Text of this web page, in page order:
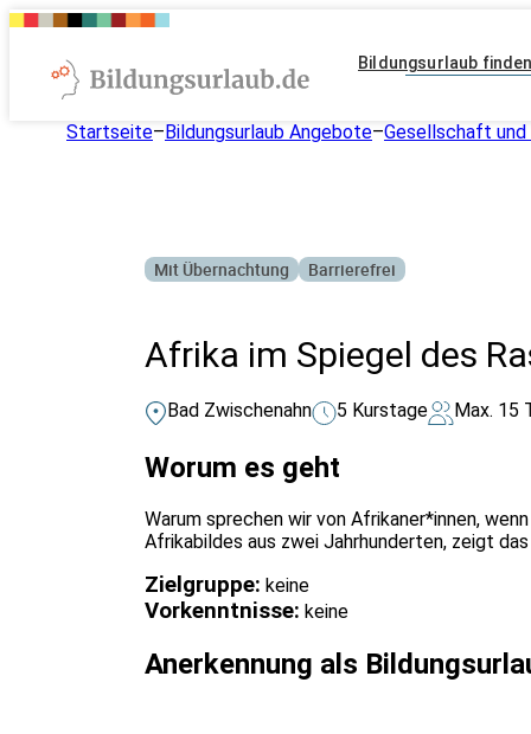
Bildungsurlaub finden
Startseite–Bildungsurlaub Angebote–Gesellschaft
Mit Übernachtung Barrierefrei
Afrika im Spiegel des
Bad Zwischenahn 5 Kurstage Max. 15
Worum es geht
Warum sprechen wir von Afrikaner*innen,
Afrikabildes aus zwei Jahrhunderten, zeigt
Zielgruppe: keine
Vorkenntnisse: keine
Anerkennung als